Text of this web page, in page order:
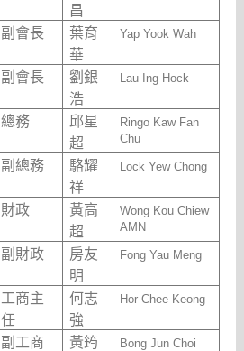
昌
副會長
葉育
華
Yap Yook Wah
副會長
劉銀
浩
Lau Ing Hock
總務
邱星
超
Ringo Kaw Fan
Chu
副總務
駱耀
祥
Lock Yew Chong
財政
黃高
超
Wong Kou Chiew
AMN
副財政
房友
明
Fong Yau Meng
工商主
任
何志
強
Hor Chee Keong
副工商
黃筠
Bong Jun Choi